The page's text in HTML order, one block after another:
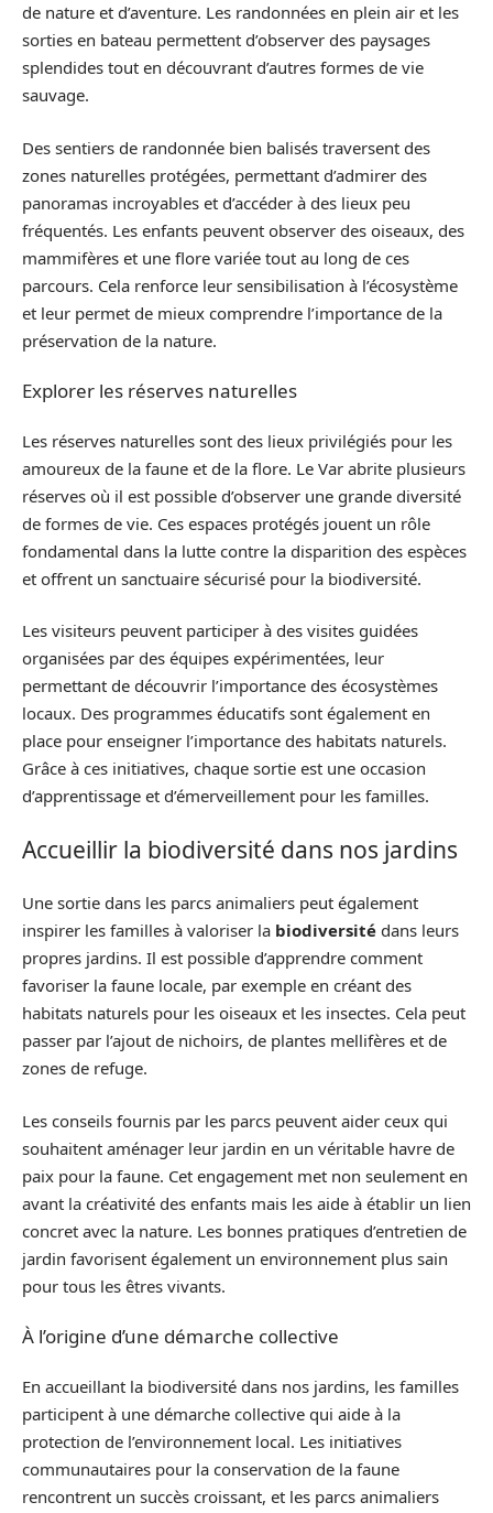
de nature et d’aventure. Les randonnées en plein air et les
sorties en bateau permettent d’observer des paysages
splendides tout en découvrant d’autres formes de vie
sauvage.
Des sentiers de randonnée bien balisés traversent des
zones naturelles protégées, permettant d’admirer des
panoramas incroyables et d’accéder à des lieux peu
fréquentés. Les enfants peuvent observer des oiseaux, des
mammifères et une flore variée tout au long de ces
parcours. Cela renforce leur sensibilisation à l’écosystème
et leur permet de mieux comprendre l’importance de la
préservation de la nature.
Explorer les réserves naturelles
Les réserves naturelles sont des lieux privilégiés pour les
amoureux de la faune et de la flore. Le Var abrite plusieurs
réserves où il est possible d’observer une grande diversité
de formes de vie. Ces espaces protégés jouent un rôle
fondamental dans la lutte contre la disparition des espèces
et offrent un sanctuaire sécurisé pour la biodiversité.
Les visiteurs peuvent participer à des visites guidées
organisées par des équipes expérimentées, leur
permettant de découvrir l’importance des écosystèmes
locaux. Des programmes éducatifs sont également en
place pour enseigner l’importance des habitats naturels.
Grâce à ces initiatives, chaque sortie est une occasion
d’apprentissage et d’émerveillement pour les familles.
Accueillir la biodiversité dans nos jardins
Une sortie dans les parcs animaliers peut également
inspirer les familles à valoriser la biodiversité dans leurs
propres jardins. Il est possible d’apprendre comment
favoriser la faune locale, par exemple en créant des
habitats naturels pour les oiseaux et les insectes. Cela peut
passer par l’ajout de nichoirs, de plantes mellifères et de
zones de refuge.
Les conseils fournis par les parcs peuvent aider ceux qui
souhaitent aménager leur jardin en un véritable havre de
paix pour la faune. Cet engagement met non seulement en
avant la créativité des enfants mais les aide à établir un lien
concret avec la nature. Les bonnes pratiques d’entretien de
jardin favorisent également un environnement plus sain
pour tous les êtres vivants.
À l’origine d’une démarche collective
En accueillant la biodiversité dans nos jardins, les familles
participent à une démarche collective qui aide à la
protection de l’environnement local. Les initiatives
communautaires pour la conservation de la faune
rencontrent un succès croissant, et les parcs animaliers